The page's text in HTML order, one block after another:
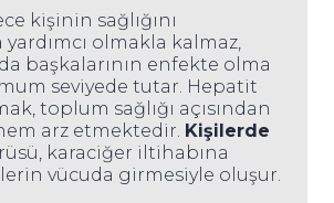
kişinin sağlığını
yardımcı olmakla kalmaz,
başkalarının enfekte olma
seviyede tutar. Hepatit
toplum sağlığı açısından
arz etmektedir. Kişilerde
karaciğer iltihabına
vücuda girmesiyle oluşur.